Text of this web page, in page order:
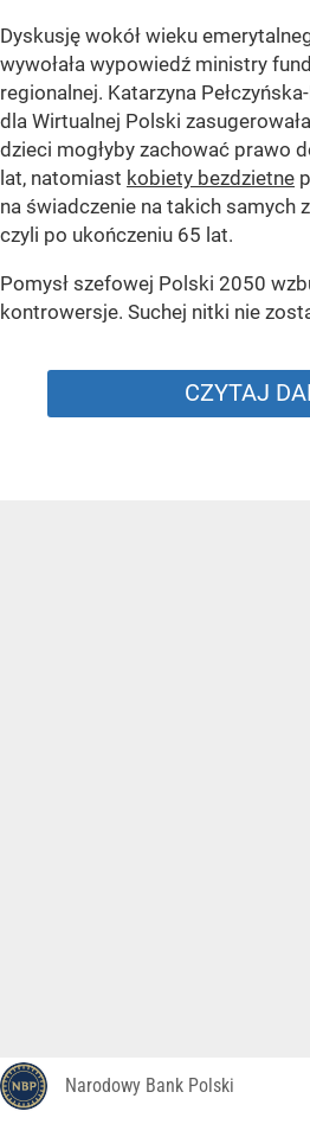
Dyskusję wokół wieku
wywołała wypowiedź ministry
regionalnej. Katarzyna
dla Wirtualnej Polski
dzieci mogłyby zachować prawo
lat, natomiast kobiety bezdzietne
na świadczenie na takich samych
czyli po ukończeniu 65 lat.
Pomysł szefowej Polski 2050
kontrowersje. Suchej nitki nie
CZYTAJ
Narodowy Bank Polski